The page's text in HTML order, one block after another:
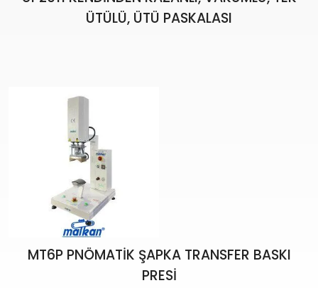
ÜTÜLÜ, ÜTÜ PASKALASI
MT6P PNÖMATİK ŞAPKA TRANSFER BASKI
PRESİ